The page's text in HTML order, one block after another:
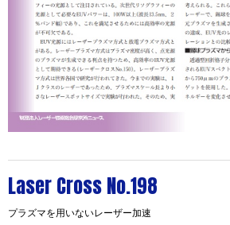
Laser Cross No.198
プラズマを用いないレーザー加速